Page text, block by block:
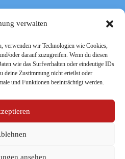
verwalten
verwenden wir Technologien wie Cookies,
oder darauf zuzugreifen. Wenn du diesen
wie das Surfverhalten oder eindeutige IDs
deine Zustimmung nicht erteilst oder
und Funktionen beeinträchtigt werden.
ansehen
Activists Guide